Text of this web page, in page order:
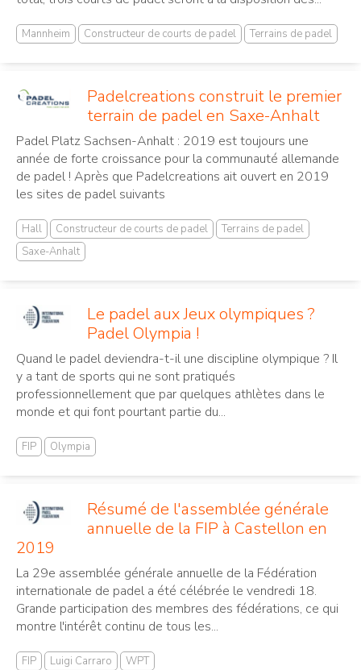
Mannheim Constructeur de courts de padel Terrains de padel
Padelcreations construit le premier
terrain de padel en Saxe-Anhalt
Padel Platz Sachsen-Anhalt : 2019 est toujours une
année de forte croissance pour la communauté allemande
de padel ! Après que Padelcreations ait ouvert en 2019
les sites de padel suivants
Hall Constructeur de courts de padel
Terrains de padel
Saxe-Anhalt
Le padel aux Jeux olympiques ?
Padel Olympia !
Quand le padel deviendra-t-il une discipline olympique ? Il
y a tant de sports qui ne sont pratiqués
professionnellement que par quelques athlètes dans le
monde et qui font pourtant partie du...
FIP Olympia
Résumé de l'assemblée générale
annuelle de la FIP à Castellon en
2019
La 29e assemblée générale annuelle de la Fédération
internationale de padel a été célébrée le vendredi 18.
Grande participation des membres des fédérations, ce qui
montre l'intérêt continu de tous les...
FIP Luigi Carraro WPT